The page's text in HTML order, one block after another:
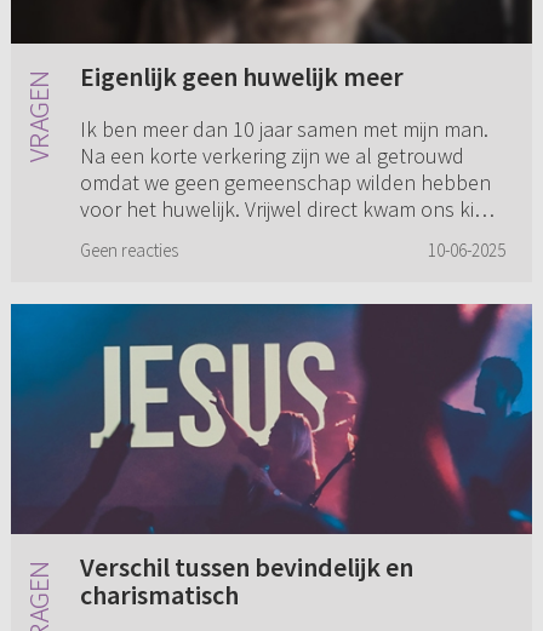
Eigenlijk geen huwelijk meer
Ik ben meer dan 10 jaar samen met mijn man.
Na een korte verkering zijn we al getrouwd
omdat we geen gemeenschap wilden hebben
voor het huwelijk. Vrijwel direct kwam ons kind.
Geen reacties 10-06-2025
Verschil tussen bevindelijk en
charismatisch